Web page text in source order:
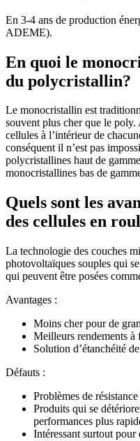
En 3-4 ans de production
ADEME).
En quoi le
du polycristallin?
Le monocristallin est
souvent plus cher que le
cellules à l’intérieur de
conséquent il n’est pas
polycristallines haut de
monocristallines bas de
Quels sont les
des cellules en
La technologie des couches
photovoltaïques souples qui
qui peuvent être posées
Avantages :
Moins cher pour de
Meilleurs rendements à
Solution d’étanchéité
Défauts :
Problèmes de
Produits qui se
performances plus
Intéressant surtout pour